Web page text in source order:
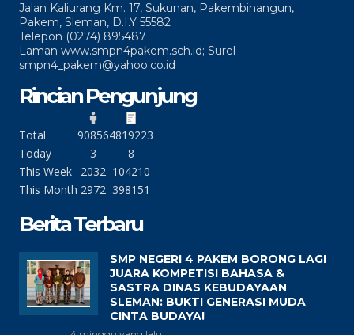
Jalan Kaliurang Km. 17, Sukunan, Pakembinangun,
Pakem, Sleman, D.I.Y 55582
Telepon (0274) 895487
Laman www.smpn4pakem.sch.id; Surel
smpn4_pakem@yahoo.co.id
Rincian Pengunjung
Total 908564819223
Today
3
8
This Week
2032 104210
This Month 2972 398151
Berita Terbaru
SMP NEGERI 4 PAKEM BORONG LAGI
JUARA KOMPETISI BAHASA &
SASTRA DINAS KEBUDAYAAN
SLEMAN: BUKTI GENERASI MUDA
CINTA BUDAYA!